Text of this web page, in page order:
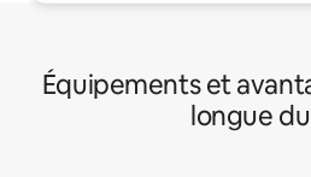
Équipements et
longue